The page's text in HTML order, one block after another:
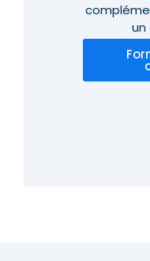
un